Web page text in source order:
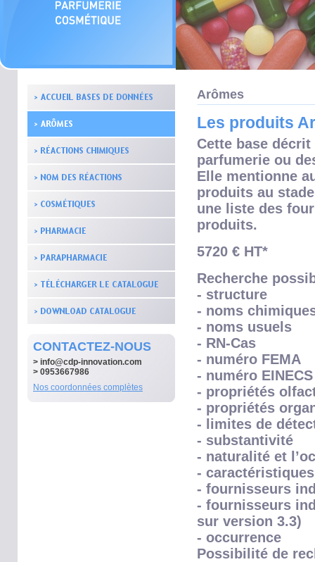
CONTACTEZ-NOUS
> info@cdp-innovation.com
> 0953667986
Nos coordonnées complètes
Arômes
Les produits
Cette base
parfumerie ou
Elle mentionne
produits au
une liste des
produits.
5720 € HT*
Recherche
- structure
- noms
- noms usuels
- RN-Cas
- numéro FEMA
- numéro EINECS
- propriétés
- propriétés
- limites de
- substantivité
- naturalité et
-
- fournisseurs
- fournisseurs
sur version 3.3)
- occurrence
Possibilité de